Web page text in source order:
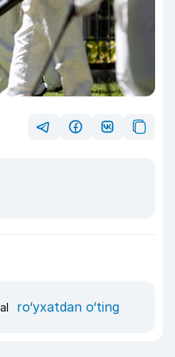
ro‘yxatdan o‘ting